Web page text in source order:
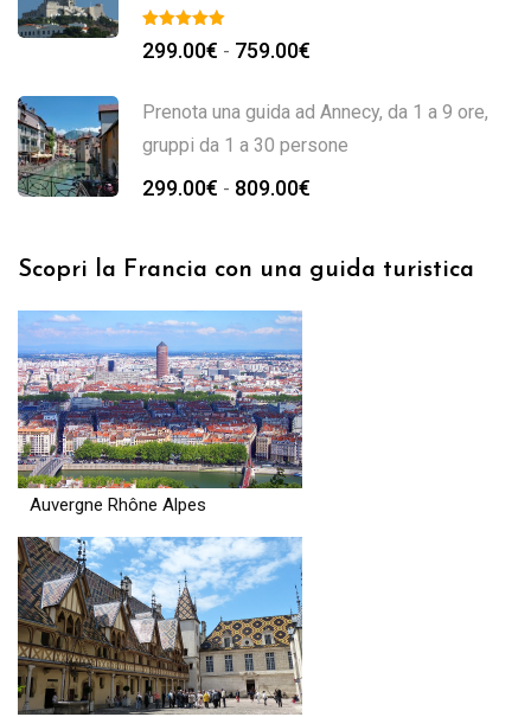
299.00€ - 759.00€
Prenota una guida ad Annecy, da 1 a 9 ore,
gruppi da 1 a 30 persone
299.00€ - 809.00€
Scopri la Francia con una guida turistica
Auvergne Rhône Alpes